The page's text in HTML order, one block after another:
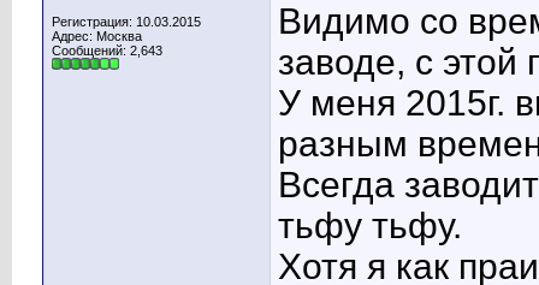
Регистрация: 10.03.2015
Адрес: Москва
Сообщений: 2,643
Видимо со
заводе, с этой
У меня 2015г.
разным
Всегда
тьфу тьфу.
Хотя я как